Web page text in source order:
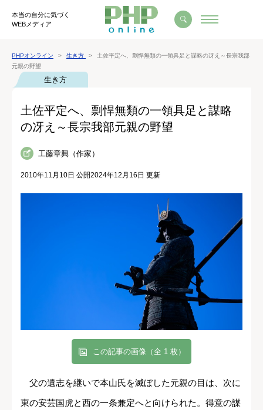
本当の自分に気づく
WEBメディア
PHPオンライン 生き方
土佐平定へ、剽悍無類の一領具足と謀略の冴え～長宗我部
元親の野望
生き方
土佐平定へ、剽悍無類の一領具足と謀略
の冴え～長宗我部元親の野望
工藤章興（作家）
2010年11月10日 公開2024年12月16日 更新
この記事の画像（全 1 枚）
父の遺志を継いで本山氏を滅ぼした元親の目は、次に
東の安芸国虎と西の一条兼定へと向けられた。得意の謀